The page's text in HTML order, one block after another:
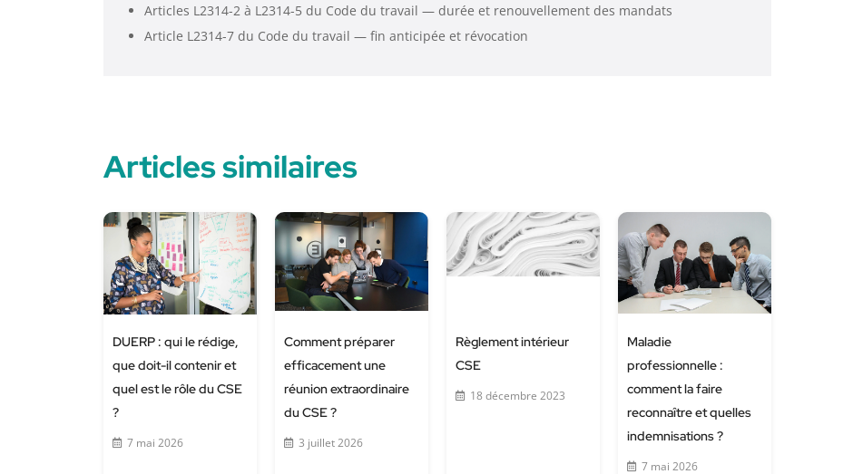
Articles L2314-2 à L2314-5 du Code du travail — durée et renouvellement des mandats
Article L2314-7 du Code du travail — fin anticipée et révocation
Articles similaires
DUERP : qui le rédige,
que doit-il contenir et
quel est le rôle du CSE
?
7 mai 2026
Comment préparer
efficacement une
réunion extraordinaire
du CSE ?
3 juillet 2026
Règlement intérieur
CSE
18 décembre 2023
Maladie
professionnelle :
comment la faire
reconnaître et quelles
indemnisations ?
7 mai 2026